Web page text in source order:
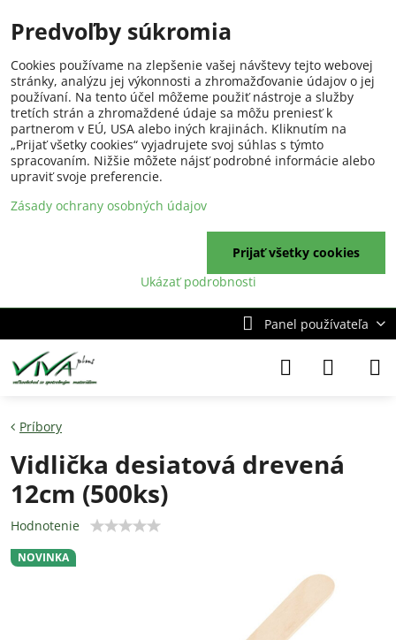
Panel používateľa
NOVINKA
Príbory
Vidlička desiatová drevená
12cm (500ks)
Hodnotenie
Predvoľby súkromia
Cookies používame na zlepšenie vašej návštevy tejto webovej
stránky, analýzu jej výkonnosti a zhromažďovanie údajov o jej
používaní. Na tento účel môžeme použiť nástroje a služby
tretích strán a zhromaždené údaje sa môžu preniesť k
partnerom v EÚ, USA alebo iných krajinách. Kliknutím na
„Prijať všetky cookies“ vyjadrujete svoj súhlas s týmto
spracovaním. Nižšie môžete nájsť podrobné informácie alebo
upraviť svoje preferencie.
Zásady ochrany osobných údajov
Ukázať podrobnosti
Prijať všetky cookies